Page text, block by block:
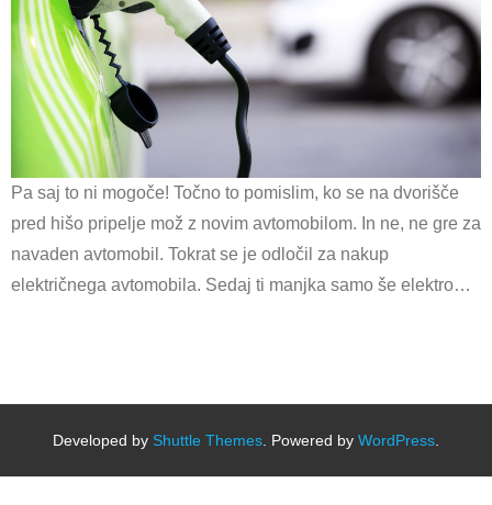
Pa saj to ni mogoče! Točno to pomislim, ko se na dvorišče
pred hišo pripelje mož z novim avtomobilom. In ne, ne gre za
navaden avtomobil. Tokrat se je odločil za nakup
električnega avtomobila. Sedaj ti manjka samo še elektro…
Developed by Shuttle Themes . Powered by WordPress